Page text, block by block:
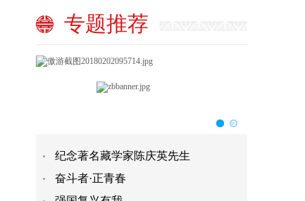
专题推荐
纪念著名藏学家陈庆英先生
奋斗者·正青春